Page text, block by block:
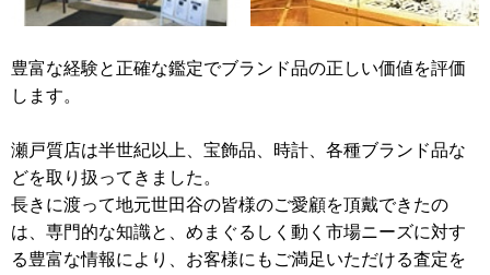
豊富な経験と正確な鑑定でブランド品の正しい価値を評価
します。
瀬戸質店は半世紀以上、宝飾品、時計、各種ブランド品な
どを取り扱ってきました。
長きに渡って地元世田谷の皆様のご愛顧を頂戴できたの
は、専門的な知識と、めまぐるしく動く市場ニーズに対す
る豊富な情報により、お客様にもご満足いただける査定を